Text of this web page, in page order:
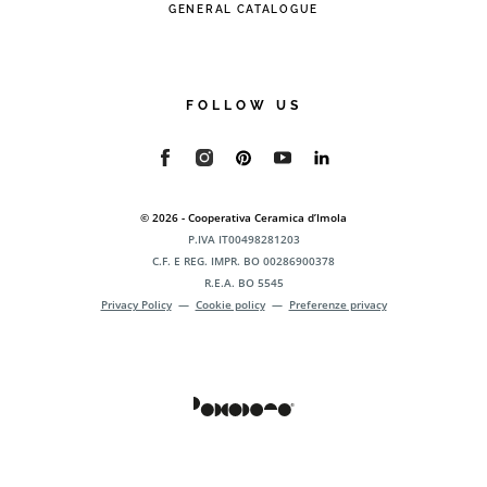
GENERAL CATALOGUE
FOLLOW US
© 2026 - Cooperativa Ceramica d’Imola
P.IVA IT00498281203
C.F. E REG. IMPR. BO 00286900378
R.E.A. BO 5545
Privacy Policy— Cookie policy— Preferenze privacy